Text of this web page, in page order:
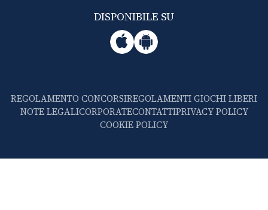
DISPONIBILE SU
REGOLAMENTO CONCORSIREGOLAMENTI GIOCHI LIBERI
NOTE LEGALICORPORATECONTATTIPRIVACY POLICY
COOKIE POLICY